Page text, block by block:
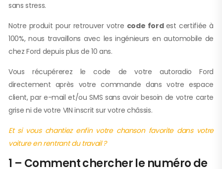
sans stress.
Notre produit pour retrouver votre code ford est certifiée à
100%, nous travaillons avec les ingénieurs en automobile de
chez Ford depuis plus de 10 ans.
Vous récupérerez le code de votre autoradio Ford
directement après votre commande dans votre espace
client, par e-mail et/ou SMS sans avoir besoin de votre carte
grise ni de votre VIN inscrit sur votre châssis.
Et si vous chantiez enfin votre chanson favorite dans votre
voiture en rentrant du travail ?
1 – Comment chercher le numéro de